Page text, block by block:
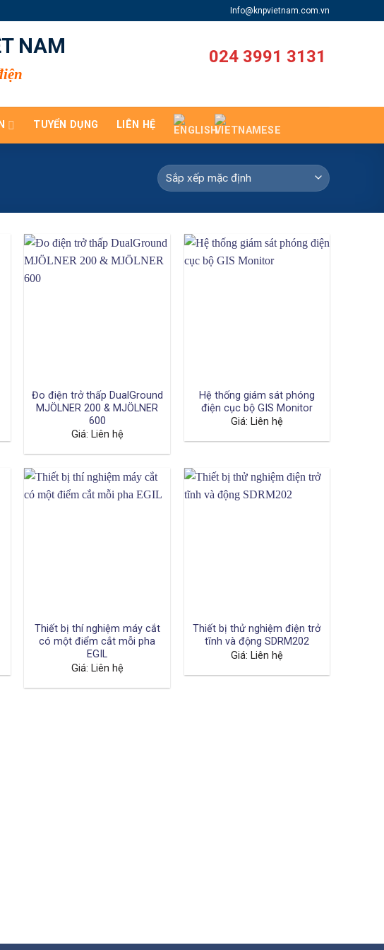
Info@knpvietnam.com.vn
NAM 024 3991 3131
TUYỂN DỤNG LIÊN HỆ
Đo điện trở thấp DualGround
MJÖLNER 200 & MJÖLNER
600
Giá: Liên hệ
Hệ thống giám sát phóng
điện cục bộ GIS Monitor
Giá: Liên hệ
Thiết bị thí nghiệm máy cắt
có một điểm cắt mỗi pha
EGIL
Giá: Liên hệ
Thiết bị thử nghiệm điện trở
tĩnh và động SDRM202
Giá: Liên hệ